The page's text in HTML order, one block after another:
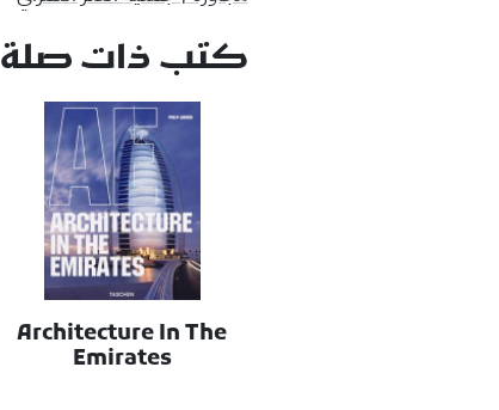
كتب ذات صلة
Architecture In The
Emirates